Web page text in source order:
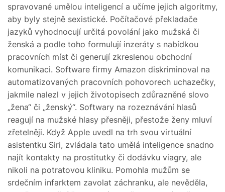
spravované umělou inteligencí a učíme jejich algoritmy,
aby byly stejně sexistické. Počítačové překladače
jazyků vyhodnocují určitá povolání jako mužská či
ženská a podle toho formulují inzeráty s nabídkou
pracovních míst či generují zkreslenou obchodní
komunikaci. Software firmy Amazon diskriminoval na
automatizovaných pracovních pohovorech uchazečky,
jakmile nalezl v jejich životopisech zdůrazněné slovo
„žena“ či „ženský“. Softwary na rozeznávání hlasů
reagují na mužské hlasy přesněji, přestože ženy mluví
zřetelněji. Když Apple uvedl na trh svou virtuální
asistentku Siri, zvládala tato umělá inteligence snadno
najít kontakty na prostitutky či dodávku viagry, ale
nikoli na potratovou kliniku. Pomohla mužům se
srdečním infarktem zavolat záchranku, ale nevěděla,